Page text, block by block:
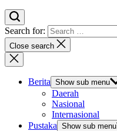
Search for:
Close search
Berita Show sub menu
Daerah
Nasional
Internasional
Pustaka Show sub menu